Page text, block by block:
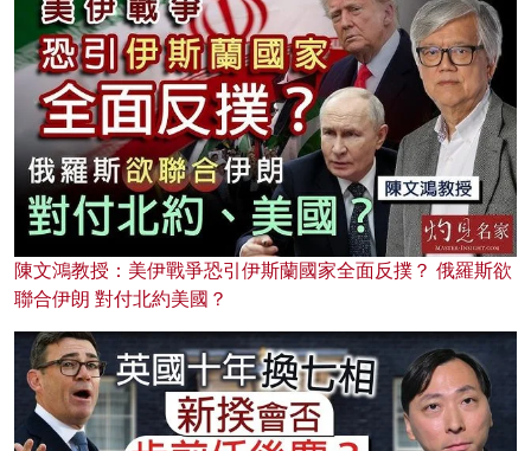
陳文鴻教授：美伊戰爭恐引伊斯蘭國家全面反撲？ 俄羅斯欲
聯合伊朗 對付北約美國？